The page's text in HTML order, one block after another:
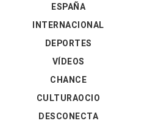
ESPAÑA
INTERNACIONAL
DEPORTES
VÍDEOS
CHANCE
CULTURAOCIO
DESCONECTA